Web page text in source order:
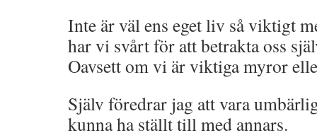
Inte är väl ens eget liv så viktigt
har vi svårt för att betrakta oss
Oavsett om vi är viktiga myror
Själv föredrar jag att vara
kunna ha ställt till med annars.